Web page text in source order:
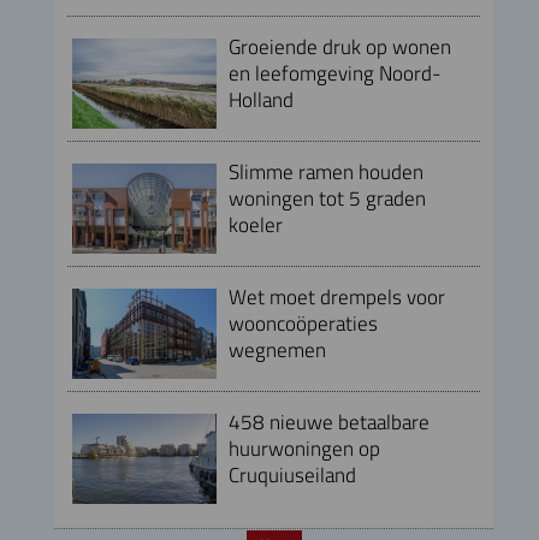
Groeiende druk op wonen
en leefomgeving Noord-
Holland
Slimme ramen houden
woningen tot 5 graden
koeler
Wet moet drempels voor
wooncoöperaties
wegnemen
458 nieuwe betaalbare
huurwoningen op
Cruquiuseiland